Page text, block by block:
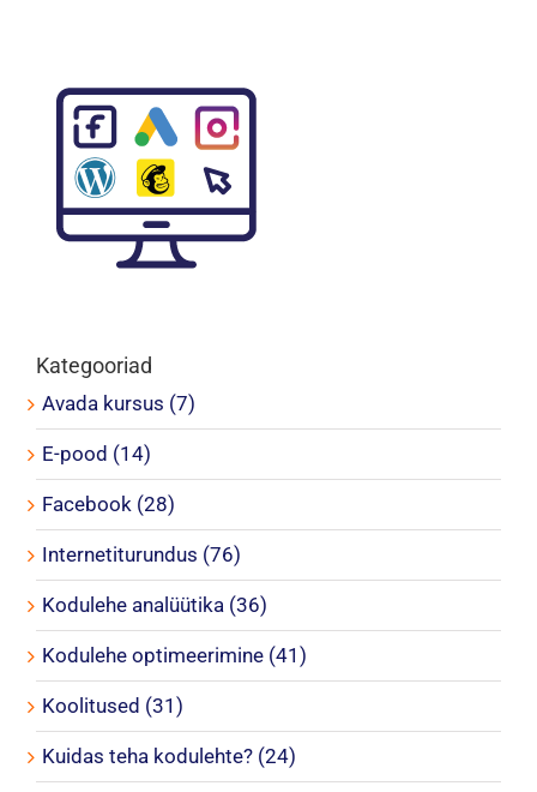
Kategooriad
Avada kursus (7)
E-pood (14)
Facebook (28)
Internetiturundus (76)
Kodulehe analüütika (36)
Kodulehe optimeerimine (41)
Koolitused (31)
Kuidas teha kodulehte? (24)